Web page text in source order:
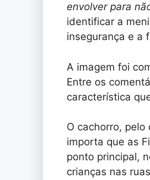
envolver para
identificar a
insegurança e a
A imagem foi
Entre os
característica
O cachorro,
importa que as
ponto principal,
crianças nas